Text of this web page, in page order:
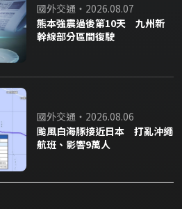
國外交通・2026.08.07
熊本強震過後第10天 九州新
幹線部分區間復駛
國外交通・2026.08.06
颱風白海豚接近日本 打亂沖繩
航班、影響9萬人